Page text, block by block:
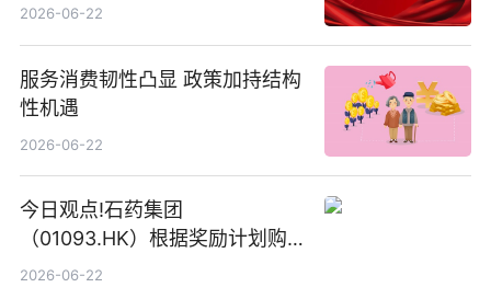
2026-06-22
服务消费韧性凸显 政策加持结构
性机遇
2026-06-22
今日观点!石药集团
（01093.HK）根据奖励计划购
回580万股
2026-06-22